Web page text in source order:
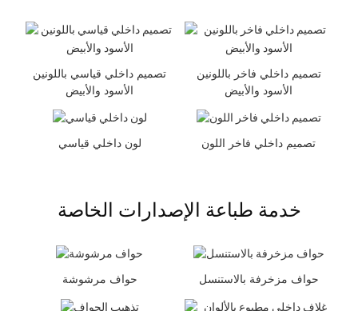
تصميم داخلي قياسي باللونين
الأسود والأبيض
تصميم داخلي فاخر باللونين
الأسود والأبيض
لون داخلي قياسي تصميم داخلي فاخر اللون
خدمة طباعة الإصدارات الخاصة
حواف مرشوشة حواف مزخرفة بالاستنسل